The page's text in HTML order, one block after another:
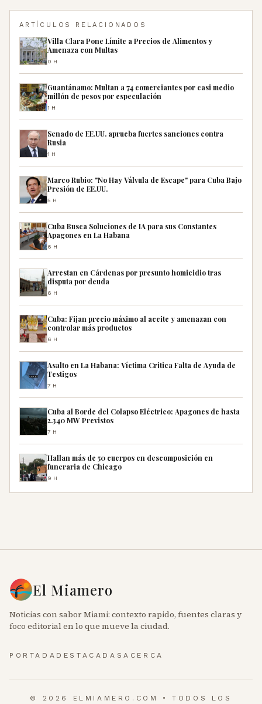
ARTÍCULOS RELACIONADOS
Villa Clara Pone Límite a Precios de Alimentos y
Amenaza con Multas
0H
Guantánamo: Multan a 74 comerciantes por casi medio
millón de pesos por especulación
1H
Senado de EE.UU. aprueba fuertes sanciones contra
Rusia
1H
Marco Rubio: "No Hay Válvula de Escape" para Cuba Bajo
Presión de EE.UU.
5H
Cuba Busca Soluciones de IA para sus Constantes
Apagones en La Habana
6H
Arrestan en Cárdenas por presunto homicidio tras
disputa por deuda
6H
Cuba: Fijan precio máximo al aceite y amenazan con
controlar más productos
6H
Asalto en La Habana: Víctima Critica Falta de Ayuda de
Testigos
7H
Cuba al Borde del Colapso Eléctrico: Apagones de hasta
2.340 MW Previstos
7H
Hallan más de 50 cuerpos en descomposición en
funeraria de Chicago
9H
El Miamero
Noticias con sabor Miami: contexto rapido, fuentes claras y
foco editorial en lo que mueve la ciudad.
PORTADA DESTACADASACERCA
© 2026 ELMIAMERO.COM • TODOS LOS